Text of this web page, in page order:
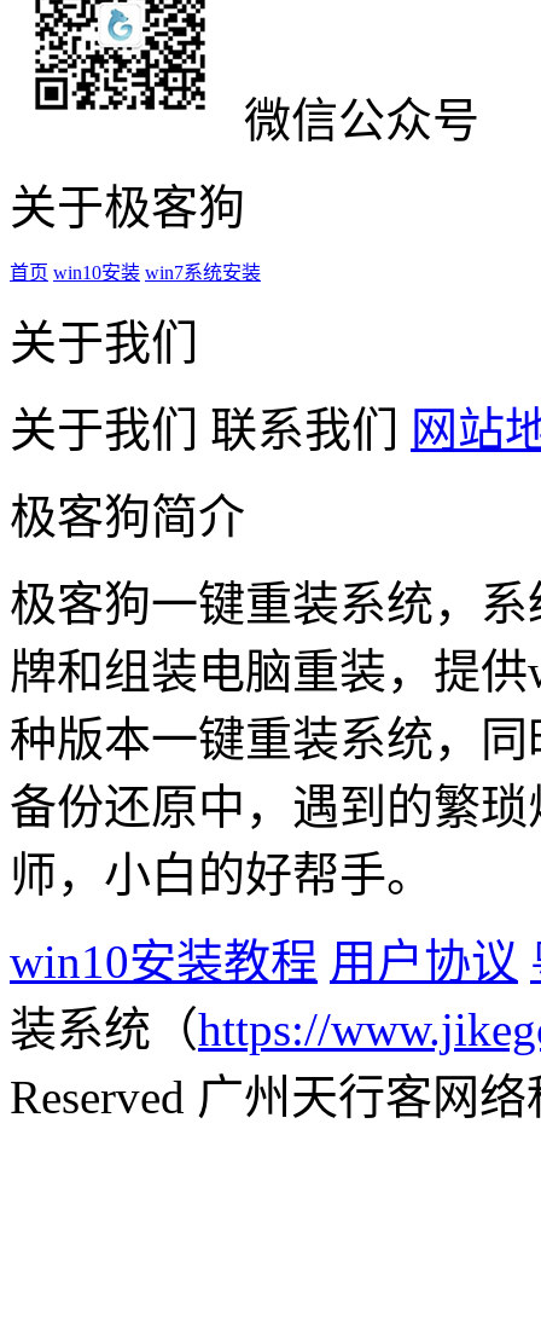
微信公众号
关于极客狗
首页 win10安装 win7系统安装
关于我们
关于我们
联系我们
网站
极客狗简介
极客狗一键重装系统，
牌和组装电脑重装，提
种版本一键重装系统，
备份还原中，遇到的繁
师，小白的好帮手。
win10安装教程 用户协议
装系统（https://
Reserved 广州天行客网